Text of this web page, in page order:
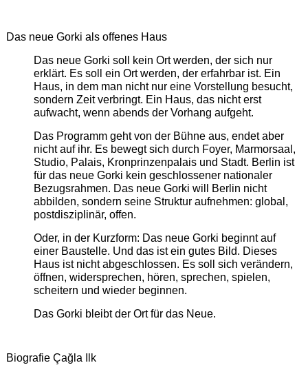
Das neue Gorki als offenes Haus
Das neue Gorki soll kein Ort werden, der sich nur
erklärt. Es soll ein Ort werden, der erfahrbar ist. Ein
Haus, in dem man nicht nur eine Vorstellung besucht,
sondern Zeit verbringt. Ein Haus, das nicht erst
aufwacht, wenn abends der Vorhang aufgeht.
Das Programm geht von der Bühne aus, endet aber
nicht auf ihr. Es bewegt sich durch Foyer, Marmorsaal,
Studio, Palais, Kronprinzenpalais und Stadt. Berlin ist
für das neue Gorki kein geschlossener nationaler
Bezugsrahmen. Das neue Gorki will Berlin nicht
abbilden, sondern seine Struktur aufnehmen: global,
postdisziplinär, offen.
Oder, in der Kurzform: Das neue Gorki beginnt auf
einer Baustelle. Und das ist ein gutes Bild. Dieses
Haus ist nicht abgeschlossen. Es soll sich verändern,
öffnen, widersprechen, hören, sprechen, spielen,
scheitern und wieder beginnen.
Das Gorki bleibt der Ort für das Neue.
Biografie Çağla Ilk